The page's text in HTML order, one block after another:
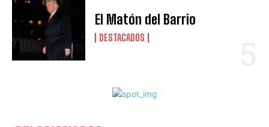
El Matón del Barrio
DESTACADOS